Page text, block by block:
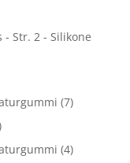
- Str. 2 - Silikone
(7)
(4)